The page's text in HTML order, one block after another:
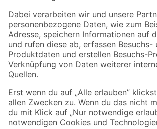
Zahlungsarten Versandarten
Sicher einkaufen
Jetzt die toom-App herunterladen